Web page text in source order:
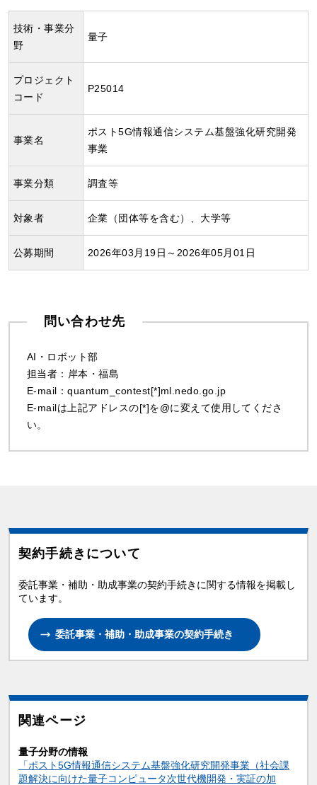
技術・事業分
野
量子
プロジェクト
コード
P25014
事業名
ポスト5G情報通信システム基盤強化研究開発
事業
事業分類 調査等
対象者 企業（団体等を含む）、大学等
公募期間 2026年03月19日～2026年05月01日
問い合わせ先
AI・ロボット部
担当者：岸本・福島
E-mail：quantum_contest[*]ml.nedo.go.jp
E-mailは上記アドレスの[*]を@に変えて使用してくださ
い。
契約手続きについて
委託事業・補助・助成事業の契約手続きに関する情報を掲載し
ています。
委託事業・補助・助成事業の契約手続き
関連ページ
量子分野の情報
「ポスト5G情報通信システム基盤強化研究開発事業（社会課
題解決に向けた量子コンピュータ次世代機開発・実証の加